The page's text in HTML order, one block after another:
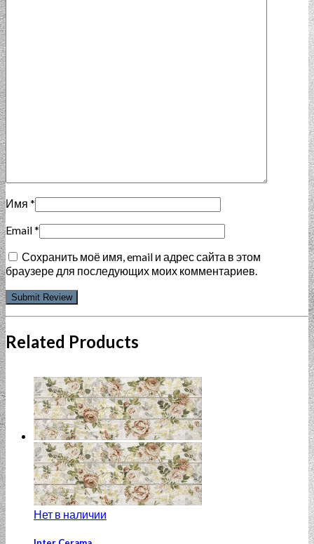
Имя *
Email*
Сохранить моё имя, email и адрес сайта в этом
браузере для последующих моих комментариев.
Related Products
Нет в наличии